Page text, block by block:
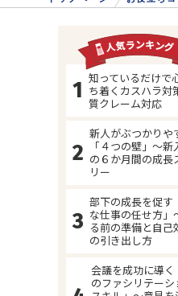
知っているだけで
ち着くカスハラ対
質クレーム対応
新人がぶつかりや
「４つの壁」～新
の６か月間の成長
リー
部下の成長を促す
な仕事の任せ方」
る前の準備と自己
の引き出し方
会議を成功に導く
のファシリテーシ